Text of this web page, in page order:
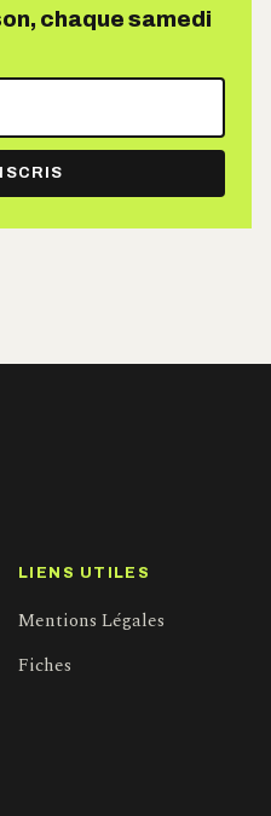
chaque samedi
LIENS UTILES
Mentions Légales
Fiches